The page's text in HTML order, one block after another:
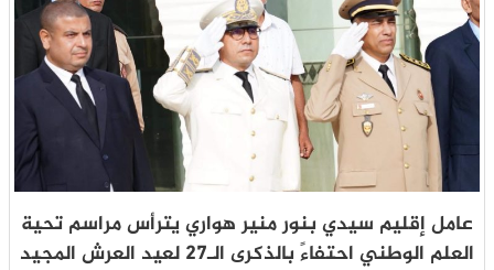
عامل إقليم سيدي بنور منير هواري يترأس مراسم تحية
العلم الوطني احتفاءً بالذكرى الـ27 لعيد العرش المجيد